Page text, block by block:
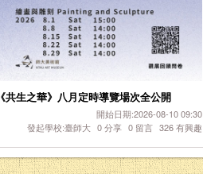
《共生之華》八月定時導覽場次全公開
開始日期:2026-08-10 09:30
發起學校:臺師大 0分享 0 留言 326有興趣